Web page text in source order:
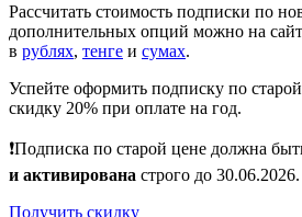
Рассчитать стоимость подписки по
дополнительных опций можно на
в рублях, тенге и сумах.
Успейте оформить подписку по
скидку 20% при оплате на год.
❗Подписка по старой цене должна
и активирована строго до 30.06.2026.
Получить скидку